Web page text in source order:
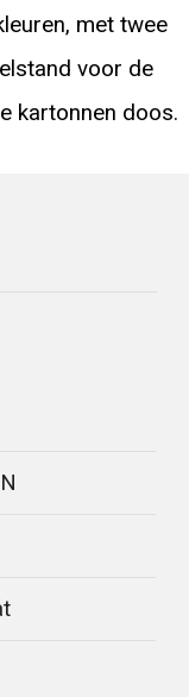
met twee
voor de
kartonnen doos.